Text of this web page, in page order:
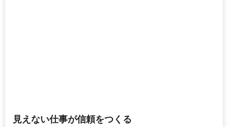
見えない仕事が信頼をつくる